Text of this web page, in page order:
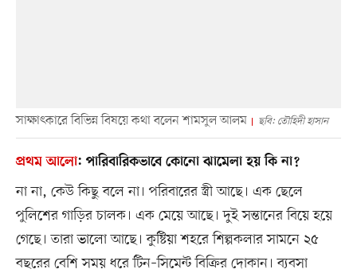
সাক্ষাৎকারে বিভিন্ন বিষয়ে কথা বলেন শামসুল আলম ছবি: তৌহিদী হাসান
প্রথম আলো: পারিবারিকভাবে কোনো ঝামেলা হয় কি না?
না না, কেউ কিছু বলে না। পরিবারের স্ত্রী আছে। এক ছেলে
পুলিশের গাড়ির চালক। এক মেয়ে আছে। দুই সন্তানের বিয়ে হয়ে
গেছে। তারা ভালো আছে। কুষ্টিয়া শহরে শিল্পকলার সামনে ২৫
বছরের বেশি সময় ধরে টিন–সিমেন্ট বিক্রির দোকান। ব্যবসা